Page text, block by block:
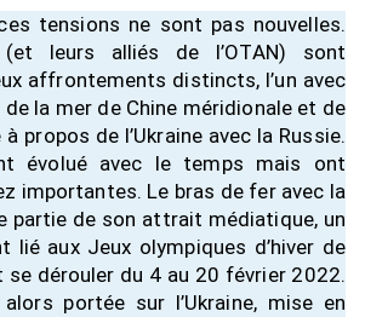
tensions ne sont pas nouvelles.
leurs alliés de l’OTAN) sont
affrontements distincts, l’un avec
de la mer de Chine méridionale et de
propos de l’Ukraine avec la Russie.
évolué avec le temps mais ont
importantes. Le bras de fer avec la
partie de son attrait médiatique, un
lié aux Jeux olympiques d’hiver de
se dérouler du 4 au 20 février 2022.
alors portée sur l’Ukraine, mise en